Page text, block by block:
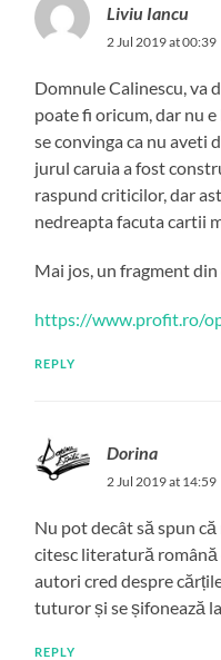
Liviu Iancu
2 Jul 2019 at 00:39
Domnule Calinescu, va
poate fi oricum, dar nu
se convinga ca nu aveti
jurul caruia a fost
raspund criticilor, dar
nedreapta facuta cartii
Mai jos, un fragment din
https://www.profit.ro/
REPLY
Dorina
2 Jul 2019 at 14:59
Nu pot decât să spun
citesc literatură
autori cred despre
tuturor și se șifonează
REPLY